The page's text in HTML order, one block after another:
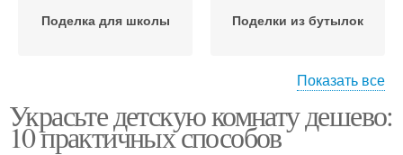
Поделка для школы Поделки из бутылок
Поделки из крышек Поделки для детей
Показать все
Украсьте детскую комнату дешево:
10 практичных способов